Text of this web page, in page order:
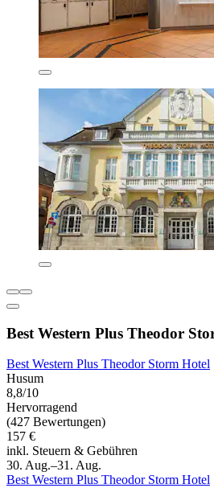
Best Western Plus Theodor
Best Western Plus Theodor Storm Hotel
Husum
8,8/10
Hervorragend
(427 Bewertungen)
157 €
inkl. Steuern & Gebühren
30. Aug.–31. Aug.
Best Western Plus Theodor Storm Hotel